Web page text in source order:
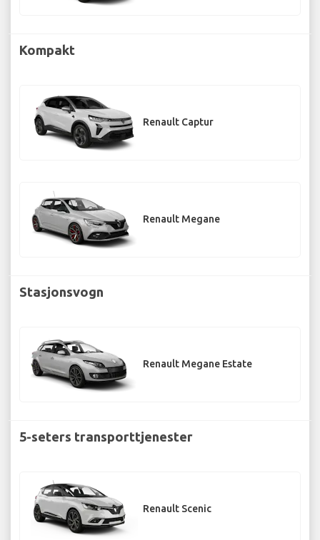
Kompakt
Renault Captur
Renault Megane
Stasjonsvogn
Renault Megane Estate
5-seters transporttjenester
Renault Scenic